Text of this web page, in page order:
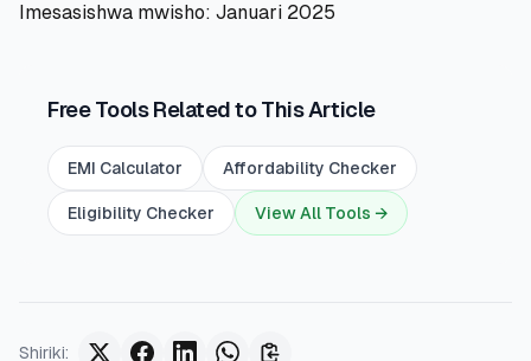
Imesasishwa mwisho: Januari 2025
Free Tools Related to This Article
EMI Calculator Affordability Checker
Eligibility Checker View All Tools →
Shiriki: